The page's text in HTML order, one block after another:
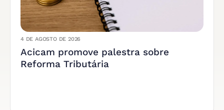
4 DE AGOSTO DE 2026
Acicam promove palestra sobre
Reforma Tributária